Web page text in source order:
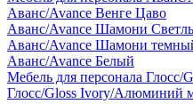
Аванс/Avance Венге Цаво
Аванс/Avance Шамони
Аванс/Avance Шамони
Аванс/Avance Белый
Мебель для персонала Глосс/
Глосс/Gloss Ivory/Алюминий